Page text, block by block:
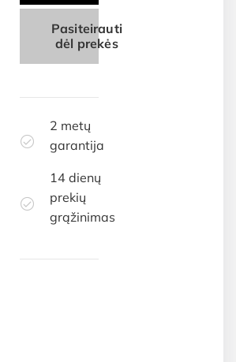
Pasiteirauti
dėl prekės
2 metų
garantija
14 dienų
prekių
grąžinimas